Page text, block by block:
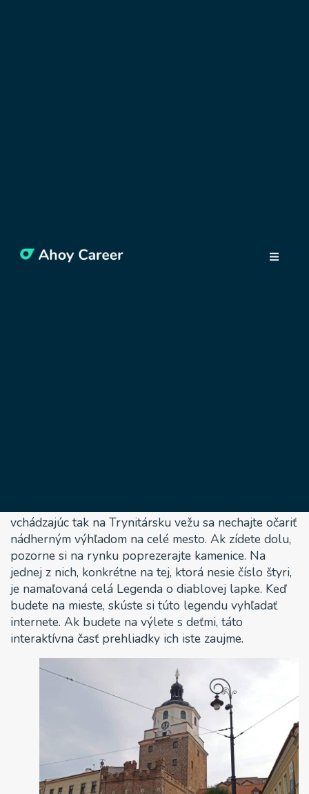
vchádzajúc tak na Trynitársku vežu sa nechajte očariť
nádherným výhľadom na celé mesto. Ak zídete dolu,
pozorne si na rynku poprezerajte kamenice. Na
jednej z nich, konkrétne na tej, ktorá nesie číslo štyri,
je namaľovaná celá Legenda o diablovej lapke. Keď
budete na mieste, skúste si túto legendu vyhľadať
internete. Ak budete na výlete s deťmi, táto
interaktívna časť prehliadky ich iste zaujme.